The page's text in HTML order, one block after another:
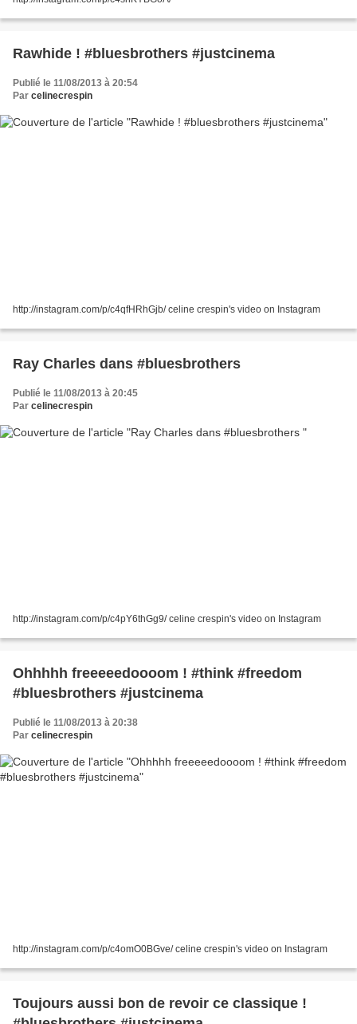
Rawhide ! #bluesbrothers #justcinema
Publié le 11/08/2013 à 20:54
Par celinecrespin
http://instagram.com/p/c4qfHRhGjb/ celine crespin's video on Instagram
Ray Charles dans #bluesbrothers
Publié le 11/08/2013 à 20:45
Par celinecrespin
http://instagram.com/p/c4pY6thGg9/ celine crespin's video on Instagram
Ohhhhh freeeeedoooom ! #think #freedom
#bluesbrothers #justcinema
Publié le 11/08/2013 à 20:38
Par celinecrespin
http://instagram.com/p/c4omO0BGve/ celine crespin's video on Instagram
Toujours aussi bon de revoir ce classique !